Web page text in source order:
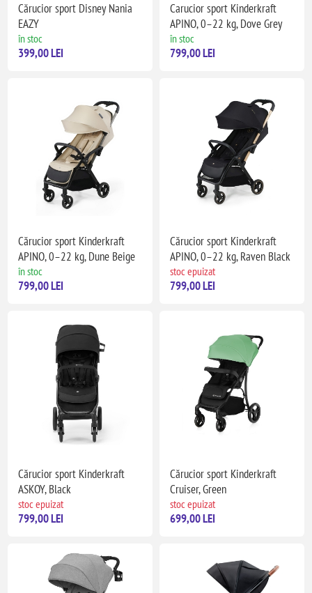
Cărucior sport Disney Nania
EAZY
în stoc
399,00 LEI
Carucior sport Kinderkraft
APINO, 0–22 kg, Dove Grey
în stoc
799,00 LEI
Cărucior sport Kinderkraft
APINO, 0–22 kg, Dune Beige
în stoc
799,00 LEI
Cărucior sport Kinderkraft
APINO, 0–22 kg, Raven Black
stoc epuizat
799,00 LEI
Cărucior sport Kinderkraft
ASKOY, Black
stoc epuizat
799,00 LEI
Cărucior sport Kinderkraft
Cruiser, Green
stoc epuizat
699,00 LEI